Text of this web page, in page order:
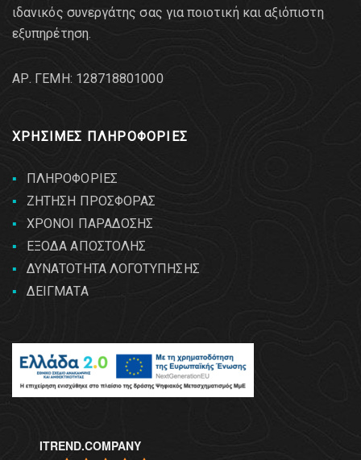
ιδανικός συνεργάτης σας για ποιοτική και αξιόπιστη
εξυπηρέτηση.
AΡ. ΓΕΜΗ: 128718801000
ΧΡΗΣΙΜΕΣ ΠΛΗΡΟΦΟΡΙΕΣ
ΠΛΗΡΟΦΟΡΙΕΣ
ΖΗΤΗΣΗ ΠΡΟΣΦΟΡΑΣ
ΧΡΟΝΟΙ ΠΑΡΑΔΟΣΗΣ
ΕΞΟΔΑ ΑΠΟΣΤΟΛΗΣ
ΔΥΝΑΤΟΤΗΤΑ ΛΟΓΟΤΥΠΗΣΗΣ
ΔΕΙΓΜΑΤΑ
ITREND.COMPANY